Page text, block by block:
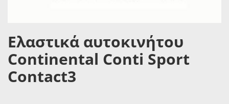
Ελαστικά αυτοκινήτου
Continental Conti Sport
Contact3